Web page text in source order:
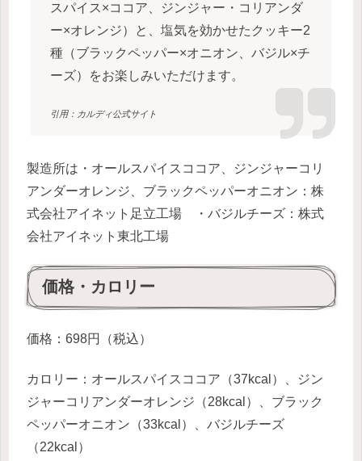
スパイス×ココア、ジンジャー・コリアンダ
ー×オレンジ）と、塩気を効かせたクッキー2
種（ブラックペッパー×オニオン、バジル×チ
ーズ）をお楽しみいただけます。
引用：カルディ公式サイト
製造所は・オールスパイスココア、ジンジャーコリ
アンダーオレンジ、ブラックペッパーオニオン：株
式会社アイネット足立工場 ・バジルチーズ：株式
会社アイネット東北工場
価格・カロリー
価格：698円（税込）
カロリー：オールスパイスココア（37kcal）、ジン
ジャーコリアンダーオレンジ（28kcal）、ブラック
ペッパーオニオン（33kcal）、バジルチーズ
（22kcal）